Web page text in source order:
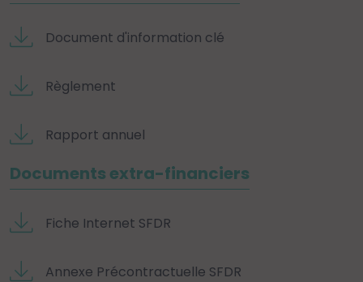
Document d'information clé
Règlement
Rapport annuel
Documents extra-financiers
Fiche Internet SFDR
Annexe Précontractuelle SFDR